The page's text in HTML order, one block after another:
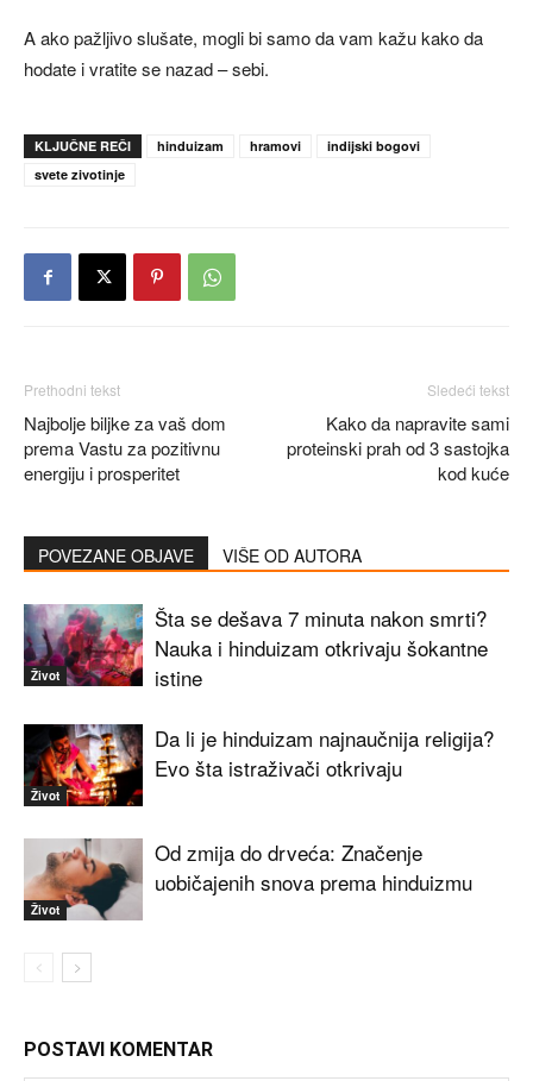
A ako pažljivo slušate, mogli bi samo da vam kažu kako da
hodate i vratite se nazad – sebi.
KLJUČNE REČI hinduizam hramovi
indijski bogovi
svete zivotinje
Prethodni tekst
Najbolje biljke za vaš dom
prema Vastu za pozitivnu
energiju i prosperitet
Sledeći tekst
Kako da napravite sami
proteinski prah od 3 sastojka
kod kuće
POVEZANE OBJAVE VIŠE OD AUTORA
Život
Šta se dešava 7 minuta nakon smrti?
Nauka i hinduizam otkrivaju šokantne
istine
Život
Da li je hinduizam najnaučnija religija?
Evo šta istraživači otkrivaju
Život
Od zmija do drveća: Značenje
uobičajenih snova prema hinduizmu
POSTAVI KOMENTAR